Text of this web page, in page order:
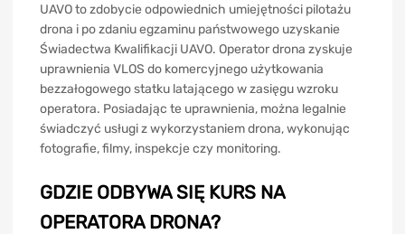
UAVO to zdobycie odpowiednich umiejętności pilotażu
drona i po zdaniu egzaminu państwowego uzyskanie
Świadectwa Kwalifikacji UAVO. Operator drona zyskuje
uprawnienia VLOS do komercyjnego użytkowania
bezzałogowego statku latającego w zasięgu wzroku
operatora. Posiadając te uprawnienia, można legalnie
świadczyć usługi z wykorzystaniem drona, wykonując
fotografie, filmy, inspekcje czy monitoring.
GDZIE ODBYWA SIĘ KURS NA
OPERATORA DRONA?